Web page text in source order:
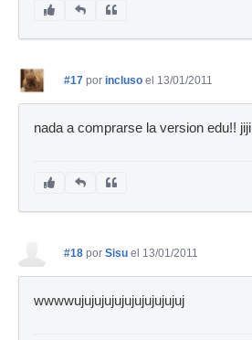
#17 por incluso el 13/01/2011
nada a comprarse la version edu!! jiji
#18 por Sisu el 13/01/2011
wwwwujujujujujujujujujujuj